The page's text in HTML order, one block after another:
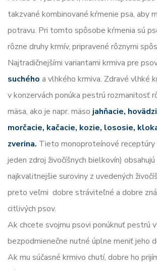
takzvané kombinované kŕmenie psa, aby
potravu. Pri tomto spôsobe kŕmenia sú
rôzne druhy krmív, pripravené rôznymi
Najtradičnejšími variantami krmiva pre
suchého a vlhkého krmiva. Zdravé vlhké
v konzervách ponúka pestrú rozmanitosť
mäsa, ako je napr. mäso jahňacie,
morčacie, kačacie, kozie, lososie,
zverina. Tieto monoproteínové receptúry
jeden zdroj živočíšnych bielkovín)
najkvalitnejšie suroviny z uvedených
preto veľmi dobre stráviteľné a dobre
citlivých psov.
Ak chcete svojmu psovi ponúknuť pestrú
bezpodmienečne nutné úplne meniť jeho
Ak mu súčasné krmivo chutí, dobre ho